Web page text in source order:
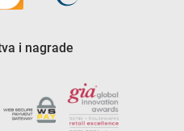
i nagrade